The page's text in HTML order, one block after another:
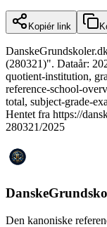
Kopiér link
(280321)". Dataår:
quotient-institution,
reference-school-
total, subject-grade-
Hentet fra https://
280321/2025
Den kanoniske